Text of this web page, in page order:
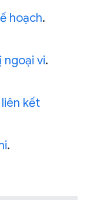
hoạch.
ngoại vi.
kết
.